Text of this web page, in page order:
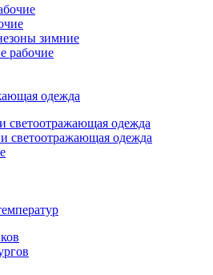
зимние
рабочие
одежда
светоотражающая одежда
светоотражающая одежда